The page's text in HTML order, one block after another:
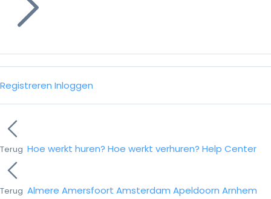
Registreren Inloggen
Terug Hoe werkt huren? Hoe werkt verhuren? Help Center
Terug Almere Amersfoort Amsterdam Apeldoorn Arnhem